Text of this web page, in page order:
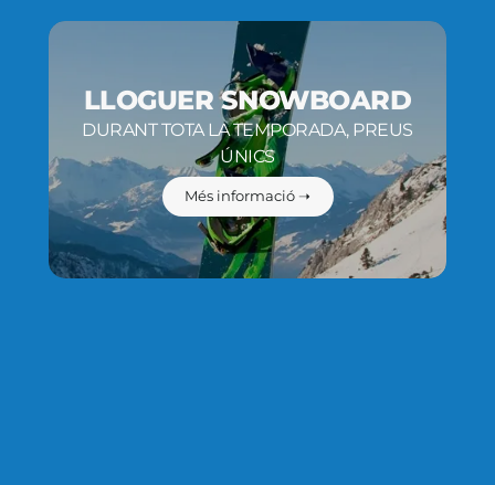
LLOGUER SNOWBOARD
DURANT TOTA LA TEMPORADA, PREUS
ÚNICS
Més informació ➝